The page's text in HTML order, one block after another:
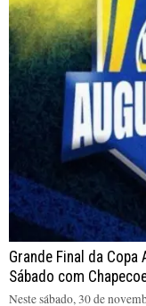
Grande Final da
Sábado com
Neste sábado, 30 de